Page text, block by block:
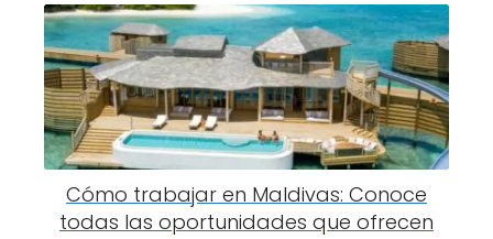
Cómo trabajar en Maldivas: Conoce
todas las oportunidades que ofrecen